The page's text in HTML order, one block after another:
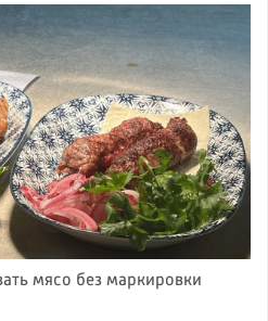
мясо без маркировки